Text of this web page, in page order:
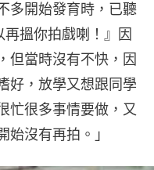
多開始發育時，已聽
搵你拍戲喇！』因
但當時沒有不快，因
好，放學又想跟同學
忙很多事情要做，又
沒有再拍。」